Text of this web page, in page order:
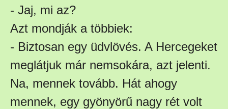
- Jaj, mi az?
Azt mondják a többiek:
- Biztosan egy üdvlövés. A Hercegeket
meglátjuk már nemsokára, azt jelenti.
Na, mennek tovább. Hát ahogy
mennek, egy gyönyörű nagy rét volt